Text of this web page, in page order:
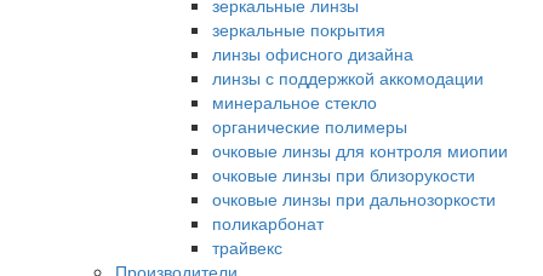
зеркальные линзы
зеркальные покрытия
линзы офисного дизайна
линзы с поддержкой аккомодации
минеральное стекло
органические полимеры
очковые линзы для контроля миопии
очковые линзы при близорукости
очковые линзы при дальнозоркости
поликарбонат
трайвекс